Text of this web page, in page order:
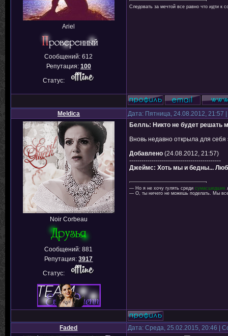
Ariel
Сообщений:612
Репутация: 100
Статус:
Следовать за мечтой все равно что идти к
Meldica Дата: Пятница, 24.08.2012,
Noir Corbeau
Сообщений:881
Репутация:3917
Статус:
Белль: Никто не будет решать
Вновь недавно открыла для себя
Добавлено (24.08.2012, 21:57)
---------------------------------------------
Джеймс: Хоть мы и бедны...
— Но я не хочу гулять среди сумасшедших
— О, ты ничего не можешь поделать. Мы
Faded
Дата: Среда, 25.02.2015, 20:46 |